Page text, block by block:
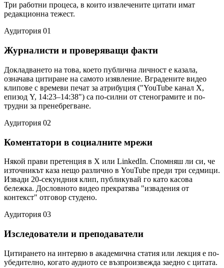
Три работни процеса, в които извлечените цитати имат
редакционна тежест.
Аудитория 01
Журналисти и проверяващи факти
Докладването на това, което публична личност е казала,
означава цитиране на самото изявление. Вградените видео
клипове с времеви печат за атрибуция ("YouTube канал X,
епизод Y, 14:23–14:38") са по-силни от стенограмите и по-
трудни за пренебрегване.
Аудитория 02
Коментатори в социалните мрежи
Някой прави претенция в X или LinkedIn. Спомняш ли си, че
източникът каза нещо различно в YouTube преди три седмици.
Извади 20-секундния клип, публикувай го като касова
бележка. Дословното видео прекратява "извадения от
контекст" отговор студено.
Аудитория 03
Изследователи и преподаватели
Цитирането на интервю в академична статия или лекция е по-
убедително, когато аудиото се възпроизвежда заедно с цитата.